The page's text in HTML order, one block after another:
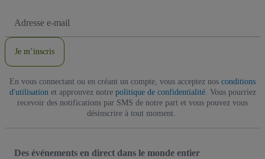
e-
Je m’inscris
En vous connectant ou en créant un compte, vous acceptez nos conditions
d'utilisationet approuvez notre politique de confidentialité. Vous pourriez
recevoir des notifications par SMS de notre part et vous pouvez vous
désinscrire à tout moment.
Des événements en direct dans le monde entier